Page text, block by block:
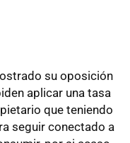
su oposición
aplicar una tasa
que teniendo
seguir conectado a